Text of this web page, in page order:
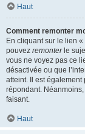
Haut
Comment remonter
En cliquant sur le lien
pouvez remonterle
vous ne voyez pas ce
désactivée ou que
atteint. Il est
répondant.
faisant.
Haut